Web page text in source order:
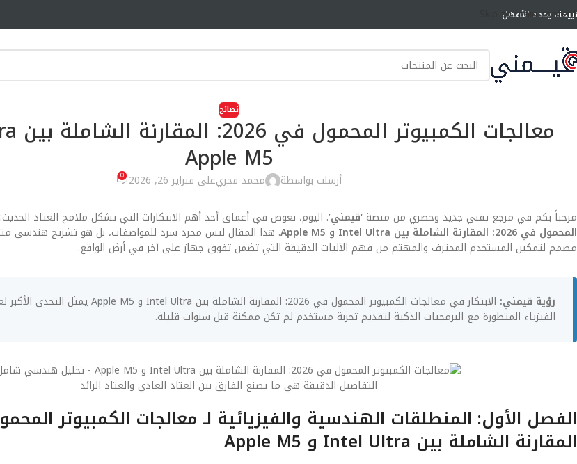
Skip to main content
يحدد الأفضل
نصائح
Apple M5
أرسلت بواسطة محمد فخريعلى فبراير 26, 2026 0
مرحباً بكم في مرجع تقني جديد وحصري من منصة ‘قيمني’. اليوم، نغوص في أعماق أحد أهم الابتكارات التي تشكل ملامح العتاد الحديث:
المحمول في 2026: المقارنة الشاملة بين Intel Ultra و Apple M5
مصمم لتمكين المستخدم المحترف والمهتم من فهم الآليات الدقيقة التي تضمن تفوق جهاز على آخر في أرض الواقع.
رؤية قيمني:
الفيزياء المتطورة مع البرمجيات الذكية لتقديم تجربة مستخدم لم تكن ممكنة قبل سنوات قليلة.
التفاصيل الدقيقة هي ما يصنع الفارق بين العتاد العادي والعتاد الرائد
المقارنة الشاملة بين Intel Ultra و Apple M5